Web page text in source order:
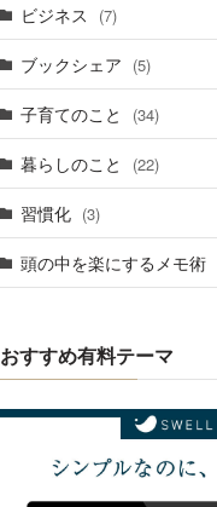
ビジネス (7)
ブックシェア (5)
子育てのこと (34)
暮らしのこと (22)
習慣化 (3)
頭の中を楽にするメモ術
おすすめ有料テーマ